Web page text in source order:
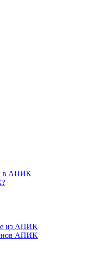
в АПИК
из АПИК
АПИК